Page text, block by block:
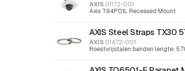
AXIS 01172-001
Axis T94P01L Recessed Mount
AXIS Steel Straps TX30
AXIS 01472-001
Roestvrijstalen banden lengte: